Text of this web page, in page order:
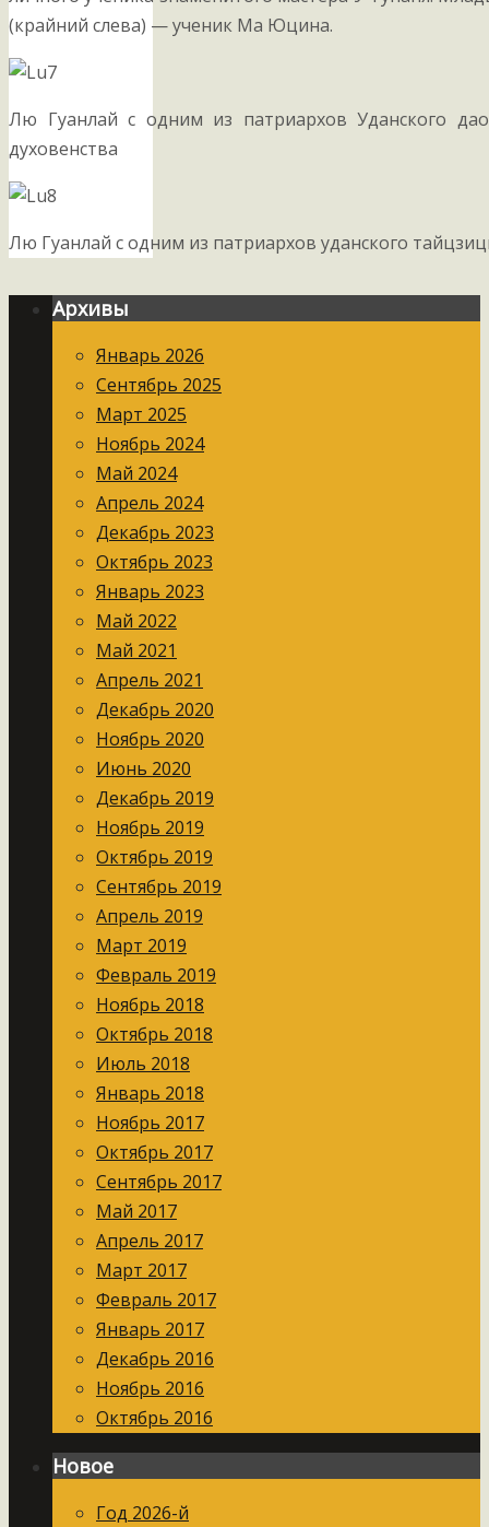
(крайний слева) — ученик Ма Юцина.
Лю Гуанлай с одним из патриархов Уданского
духовенства
Лю Гуанлай с одним из патриархов уданского
Архивы
Январь 2026
Сентябрь 2025
Март 2025
Ноябрь 2024
Май 2024
Апрель 2024
Декабрь 2023
Октябрь 2023
Январь 2023
Май 2022
Май 2021
Апрель 2021
Декабрь 2020
Ноябрь 2020
Июнь 2020
Декабрь 2019
Ноябрь 2019
Октябрь 2019
Сентябрь 2019
Апрель 2019
Март 2019
Февраль 2019
Ноябрь 2018
Октябрь 2018
Июль 2018
Январь 2018
Ноябрь 2017
Октябрь 2017
Сентябрь 2017
Май 2017
Апрель 2017
Март 2017
Февраль 2017
Январь 2017
Декабрь 2016
Ноябрь 2016
Октябрь 2016
Новое
Год 2026-й